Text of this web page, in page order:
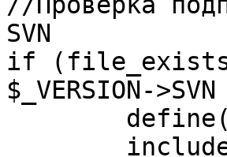
SVN
if
$_VERSION-